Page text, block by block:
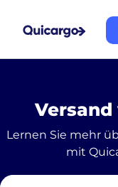
Lernen Sie mehr
mit